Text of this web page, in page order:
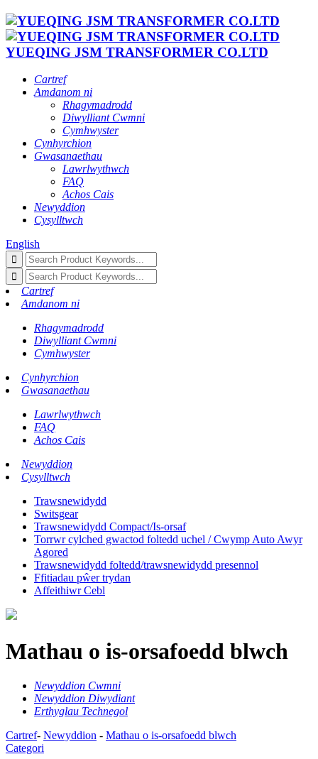
YUEQING JSM TRANSFORMER CO.LTD
Cartref
Amdanom ni
Rhagymadrodd
Diwylliant Cwmni
Cymhwyster
Cynhyrchion
Gwasanaethau
Lawrlwythwch
FAQ
Achos Cais
Newyddion
Cysylltwch
English
Cartref
Amdanom ni
Rhagymadrodd
Diwylliant Cwmni
Cymhwyster
Cynhyrchion
Gwasanaethau
Lawrlwythwch
FAQ
Achos Cais
Newyddion
Cysylltwch
Trawsnewidydd
Switsgear
Trawsnewidydd Compact/Is-orsaf
Torrwr cylched gwactod foltedd uchel / Cwymp Auto Awyr
Agored
Trawsnewidydd foltedd/trawsnewidydd presennol
Ffitiadau pŵer trydan
Affeithiwr Cebl
Mathau o is-orsafoedd blwch
Newyddion Cwmni
Newyddion Diwydiant
Erthyglau Technegol
Cartref- Newyddion - Mathau o is-orsafoedd blwch
Categori